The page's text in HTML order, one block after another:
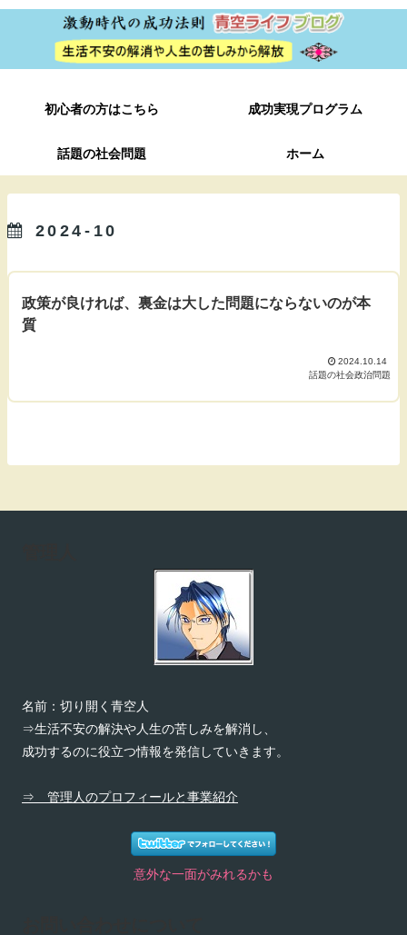
初心者の方はこちら 成功実現プログラム
話題の社会問題 ホーム
2024-10
政策が良ければ、裏金は大した問題にならないのが本
質
2024.10.14
話題の社会政治問題
名前：切り開く青空人
⇒生活不安の解決や人生の苦しみを解消し、
成功するのに役立つ情報を発信していきます。
⇒ 管理人のプロフィールと事業紹介
意外な一面がみれるかも